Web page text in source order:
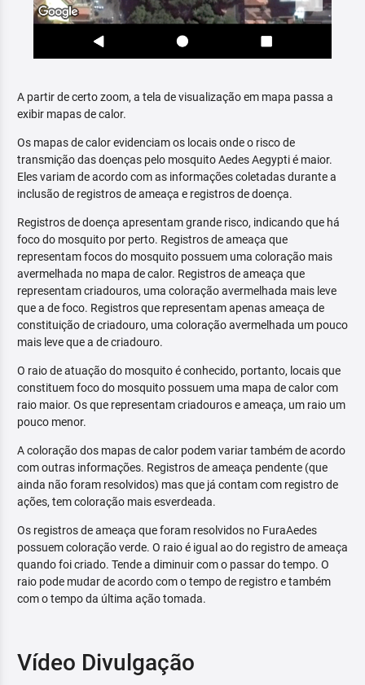
A partir de certo zoom, a tela de visualização em mapa passa a
exibir mapas de calor.
Os mapas de calor evidenciam os locais onde o risco de
transmição das doenças pelo mosquito Aedes Aegypti é maior.
Eles variam de acordo com as informações coletadas durante a
inclusão de registros de ameaça e registros de doença.
Registros de doença apresentam grande risco, indicando que há
foco do mosquito por perto. Registros de ameaça que
representam focos do mosquito possuem uma coloração mais
avermelhada no mapa de calor. Registros de ameaça que
representam criadouros, uma coloração avermelhada mais leve
que a de foco. Registros que representam apenas ameaça de
constituição de criadouro, uma coloração avermelhada um pouco
mais leve que a de criadouro.
O raio de atuação do mosquito é conhecido, portanto, locais que
constituem foco do mosquito possuem uma mapa de calor com
raio maior. Os que representam criadouros e ameaça, um raio um
pouco menor.
A coloração dos mapas de calor podem variar também de acordo
com outras informações. Registros de ameaça pendente (que
ainda não foram resolvidos) mas que já contam com registro de
ações, tem coloração mais esverdeada.
Os registros de ameaça que foram resolvidos no FuraAedes
possuem coloração verde. O raio é igual ao do registro de ameaça
quando foi criado. Tende a diminuir com o passar do tempo. O
raio pode mudar de acordo com o tempo de registro e também
com o tempo da última ação tomada.
Vídeo Divulgação